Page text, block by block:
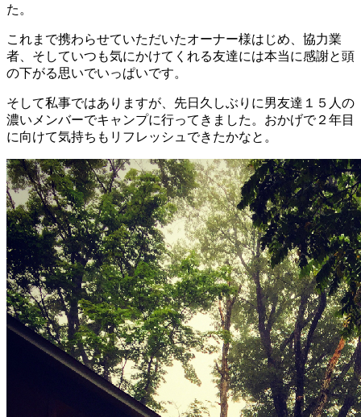
た。
これまで携わらせていただいたオーナー様はじめ、協力業
者、そしていつも気にかけてくれる友達には本当に感謝と頭
の下がる思いでいっぱいです。
そして私事ではありますが、先日久しぶりに男友達１５人の
濃いメンバーでキャンプに行ってきました。おかげで２年目
に向けて気持ちもリフレッシュできたかなと。